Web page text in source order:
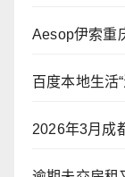
Aesop伊索重
百度本地生活
2026年3月成